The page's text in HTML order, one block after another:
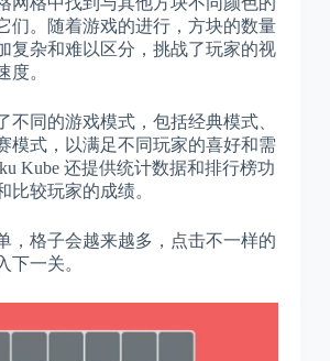
们。随着游戏的进行，方块的数量
复杂和难以区分，挑战了玩家的视
度。
不同的游戏模式，包括经典模式、
模式，以满足不同玩家的喜好和需
Kube 还提供统计数据和排行榜功
比较玩家的成绩。
，格子会越来越多，点击不一样的
下一关。